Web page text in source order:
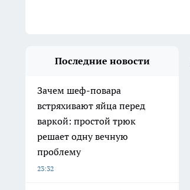
Последние новости
Зачем шеф-повара
встряхивают яйца перед
варкой: простой трюк
решает одну вечную
проблему
23:32